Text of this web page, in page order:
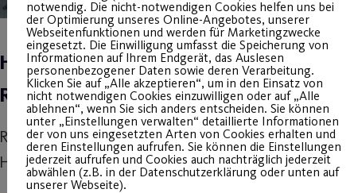
Hitzeschlacht auf zwei
Rädern
Radtourbericht vom 30.07. -
Heiße Tour, coole Truppe
Post
am
Wiese
notwendig. Die nicht-notwendigen Cookies helfen uns bei
der Optimierung unseres Online-Angebotes, unserer
Webseitenfunktionen und werden für Marketingzwecke
eingesetzt. Die Einwilligung umfasst die Speicherung von
Informationen auf Ihrem Endgerät, das Auslesen
personenbezogener Daten sowie deren Verarbeitung.
Klicken Sie auf „Alle akzeptieren“, um in den Einsatz von
nicht notwendigen Cookies einzuwilligen oder auf „Alle
ablehnen“, wenn Sie sich anders entscheiden. Sie können
unter „Einstellungen verwalten“ detaillierte Informationen
der von uns eingesetzten Arten von Cookies erhalten und
deren Einstellungen aufrufen. Sie können die Einstellungen
jederzeit aufrufen und Cookies auch nachträglich jederzeit
abwählen (z.B. in der Datenschutzerklärung oder unten auf
unserer Webseite).